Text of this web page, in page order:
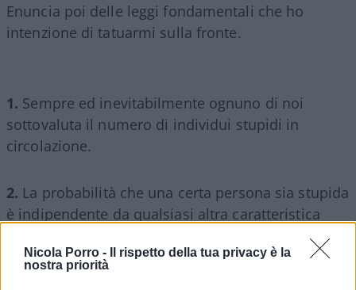
Nicola Porro -
Il rispetto della tua privacy è la
nostra priorità
Enuncia poi delle leggi fondamentali che ho
intenzione di tatuarmi sulla fronte.
1. Sempre ed inevitabilmente ognuno di noi
sottovaluta il numero di individui stupidi in
circolazione.
2. La probabilità che una certa persona sia stupida
è indipendente da qualsiasi altra caratteristica